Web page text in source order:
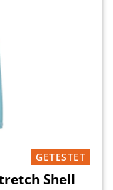
GETESTET
Shell